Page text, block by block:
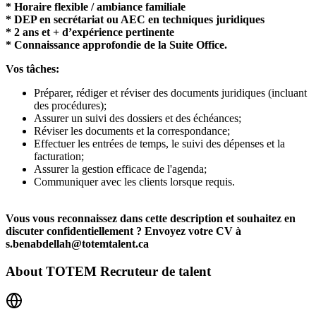
* Horaire flexible / ambiance familiale
* DEP en secrétariat ou AEC en techniques juridiques
* 2 ans et + d’expérience pertinente
* Connaissance approfondie de la Suite Office.
Vos tâches:
Préparer, rédiger et réviser des documents juridiques (incluant
des procédures);
Assurer un suivi des dossiers et des échéances;
Réviser les documents et la correspondance;
Effectuer les entrées de temps, le suivi des dépenses et la
facturation;
Assurer la gestion efficace de l'agenda;
Communiquer avec les clients lorsque requis.
Vous vous reconnaissez dans cette description et souhaitez en
discuter confidentiellement ? Envoyez votre CV à
s.benabdellah@totemtalent.ca
About TOTEM Recruteur de talent